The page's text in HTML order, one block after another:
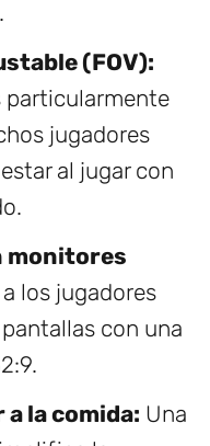
(FOV):
particularmente
jugadores
al jugar con
monitores
los jugadores
con una
la comida: Una